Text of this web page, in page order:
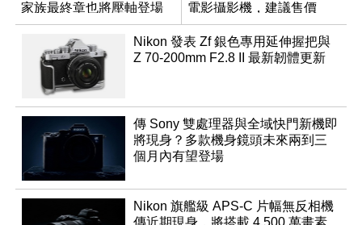
家族最終章也將壓軸登場
電影攝影機，建議售價
NT$144,980
Nikon 發表 Zf 銀色專用延伸握把與
Z 70-200mm F2.8 II 最新韌體更新
傳 Sony 雙處理器與全域快門新機即
將現身？多款機身鏡頭未來兩到三
個月內有望登場
Nikon 旗艦級 APS-C 片幅無反相機